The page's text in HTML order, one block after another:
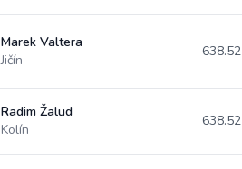
Marek Valtera
Jičín
638.52
Radim Žalud
Kolín
638.52